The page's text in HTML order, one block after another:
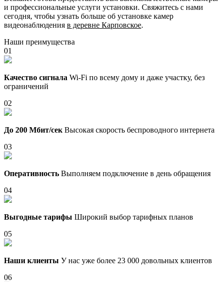
и профессиональные услуги установки. Свяжитесь с нами
сегодня, чтобы узнать больше об установке камер
видеонаблюдения в деревне Карповское.
Наши преимущества
01
Качество сигнала Wi-Fi по всему дому и даже участку, без
ограничений
02
До 200 Мбит/сек Высокая скорость беспроводного интернета
03
Оперативность Выполняем подключение в день обращения
04
Выгодные тарифы Широкий выбор тарифных планов
05
Наши клиенты У нас уже более 23 000 довольных клиентов
06